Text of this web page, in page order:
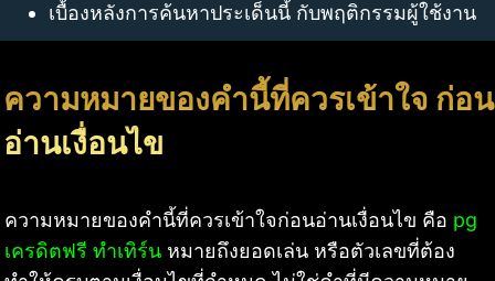
เบื้องหลังการค้นหาประเด็นนี้ กับพฤติกรรมผู้ใช้งาน
ความหมายของคำนี้ที่ควรเข้าใจ ก่อน
อ่านเงื่อนไข
ความหมายของคำนี้ที่ควรเข้าใจก่อนอ่านเงื่อนไข คือ pg
เครดิตฟรี ทำเทิร์น หมายถึงยอดเล่น หรือตัวเลขที่ต้อง